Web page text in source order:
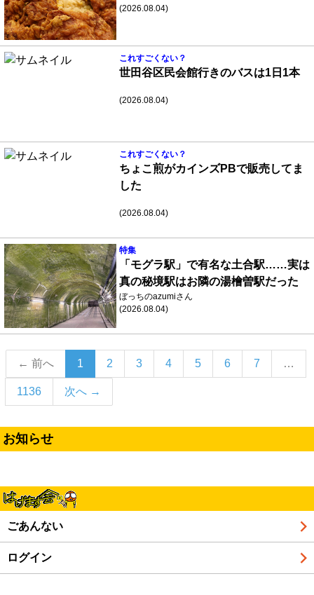
(2026.08.04)
これすごくない？
世田谷区民会館行きのバスは1日1本
(2026.08.04)
これすごくない？
ちょこ煎がカインズPBで販売してま
した
(2026.08.04)
特集
「モグラ駅」で有名な土合駅……実は
真の秘境駅はお隣の湯檜曽駅だった
ぼっちのazumiさん
(2026.08.04)
← 前へ 1
の
ペ
ー
ジ）
2 3 4 5 6 7 …
1136 次へ →
お知らせ
ごあんない
ログイン